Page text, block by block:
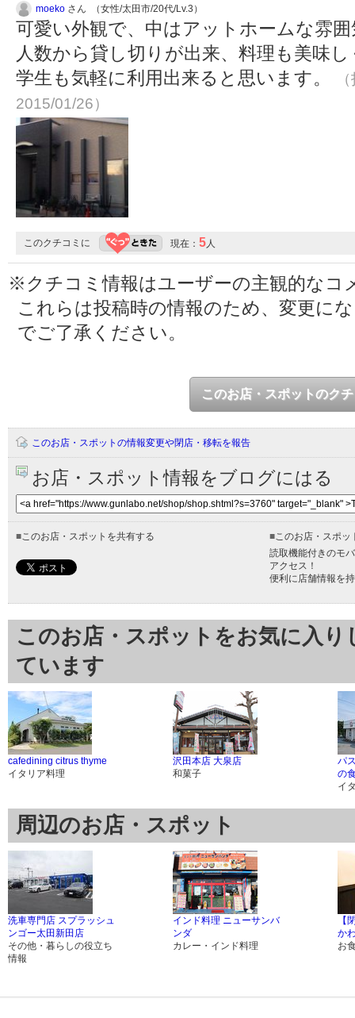
moeko さん （女性/太田市/20代/Lv.3）
可愛い外観で、中はアットホームな雰
人数から貸し切りが出来、料理も美味
学生も気軽に利用出来ると思います。
2015/01/26）
このクチコミに 現在： 5人
※クチコミ情報はユーザーの主観的なコ
これらは投稿時の情報のため、変更に
でご了承ください。
このお店・スポットのク
このお店・スポットの情報変更や閉店・移転を報告
お店・スポット情報をブログにはる
■このお店・スポットを共有する ■このお店・スポッ
読取機能付きのモ
アクセス！
便利に店舗情報を
このお店・スポットをお気に入
ています
cafedining citrus thyme
イタリア料理
沢田本店 大泉店
和菓子
パ
の
イ
周辺のお店・スポット
洗車専門店 スプラッシュ
ンゴー太田新田店
その他・暮らしの役立ち
情報
インド料理 ニューサンバ
ンダ
カレー・インド料理
【
か
お